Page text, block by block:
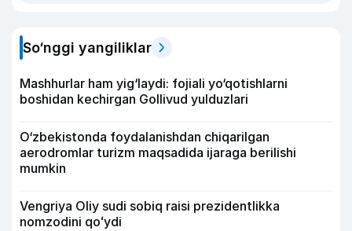
So‘nggi yangiliklar
Mashhurlar ham yig‘laydi: fojiali yo‘qotishlarni
boshidan kechirgan Gollivud yulduzlari
O‘zbekistonda foydalanishdan chiqarilgan
aerodromlar turizm maqsadida ijaraga berilishi
mumkin
Vengriya Oliy sudi sobiq raisi prezidentlikka
nomzodini qoʻydi